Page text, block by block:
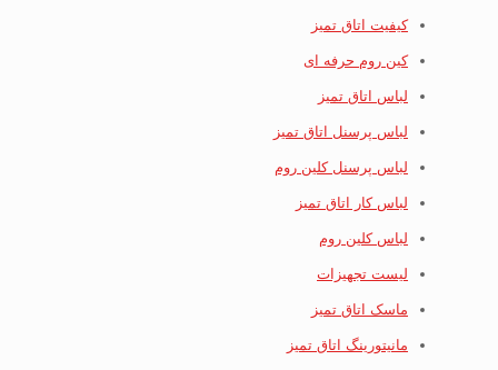
کیفیت اتاق تمیز
کین روم حرفه ای
لباس اتاق تمیز
لباس پرسنل اتاق تمیز
لباس پرسنل کلین روم
لباس کار اتاق تمیز
لباس کلین روم
لیست تجهیزات
ماسک اتاق تمیز
مانیتورینگ اتاق تمیز